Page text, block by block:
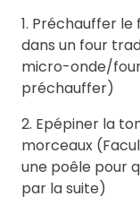
1. Préchauffer le
dans un four
micro-onde/
préchauffer)
2. Epépiner la
morceaux
une poêle pour
par la suite)